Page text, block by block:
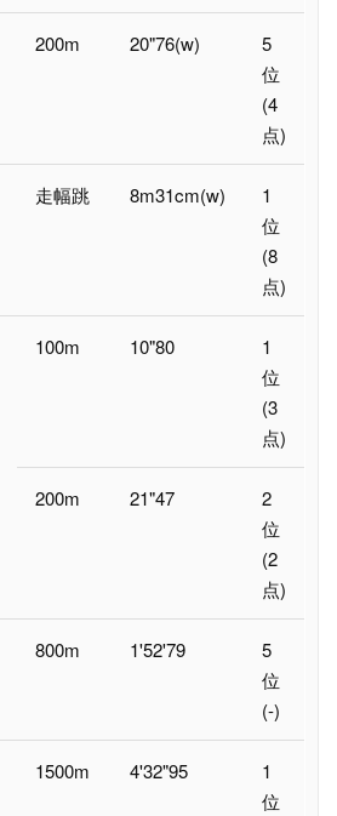
200m 20"76(w)
5
位
(4
点)
走幅跳 8m31cm(w)
1
位
(8
点)
100m 10"80
1
位
(3
点)
200m 21"47
2
位
(2
点)
800m 1'52'79
5
位
(-)
1500m 4'32"95
1
位